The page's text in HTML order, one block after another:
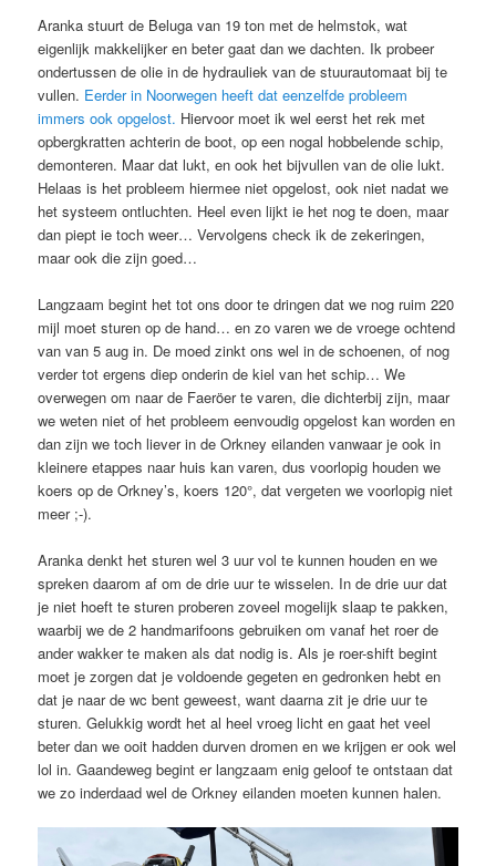
Aranka stuurt de Beluga van 19 ton met de helmstok, wat
eigenlijk makkelijker en beter gaat dan we dachten. Ik probeer
ondertussen de olie in de hydrauliek van de stuurautomaat bij te
vullen. Eerder in Noorwegen heeft dat eenzelfde probleem
immers ook opgelost. Hiervoor moet ik wel eerst het rek met
opbergkratten achterin de boot, op een nogal hobbelende schip,
demonteren. Maar dat lukt, en ook het bijvullen van de olie lukt.
Helaas is het probleem hiermee niet opgelost, ook niet nadat we
het systeem ontluchten. Heel even lijkt ie het nog te doen, maar
dan piept ie toch weer… Vervolgens check ik de zekeringen,
maar ook die zijn goed…
Langzaam begint het tot ons door te dringen dat we nog ruim 220
mijl moet sturen op de hand… en zo varen we de vroege ochtend
van van 5 aug in. De moed zinkt ons wel in de schoenen, of nog
verder tot ergens diep onderin de kiel van het schip… We
overwegen om naar de Faeröer te varen, die dichterbij zijn, maar
we weten niet of het probleem eenvoudig opgelost kan worden en
dan zijn we toch liever in de Orkney eilanden vanwaar je ook in
kleinere etappes naar huis kan varen, dus voorlopig houden we
koers op de Orkney’s, koers 120°, dat vergeten we voorlopig niet
meer ;-).
Aranka denkt het sturen wel 3 uur vol te kunnen houden en we
spreken daarom af om de drie uur te wisselen. In de drie uur dat
je niet hoeft te sturen proberen zoveel mogelijk slaap te pakken,
waarbij we de 2 handmarifoons gebruiken om vanaf het roer de
ander wakker te maken als dat nodig is. Als je roer-shift begint
moet je zorgen dat je voldoende gegeten en gedronken hebt en
dat je naar de wc bent geweest, want daarna zit je drie uur te
sturen. Gelukkig wordt het al heel vroeg licht en gaat het veel
beter dan we ooit hadden durven dromen en we krijgen er ook wel
lol in. Gaandeweg begint er langzaam enig geloof te ontstaan dat
we zo inderdaad wel de Orkney eilanden moeten kunnen halen.